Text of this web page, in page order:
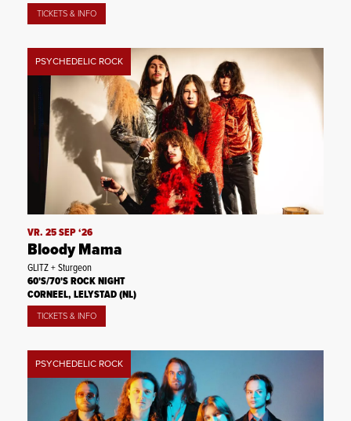
TICKETS & INFO
PSYCHEDELIC ROCK
VR. 25 SEP ‘26
Bloody Mama
GLITZ + Sturgeon
60'S/70'S ROCK NIGHT
CORNEEL, LELYSTAD (NL)
TICKETS & INFO
PSYCHEDELIC ROCK